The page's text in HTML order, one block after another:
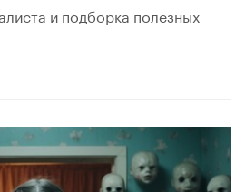
и подборка полезных